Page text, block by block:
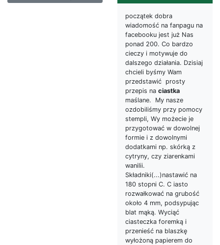
początek dobra
wiadomość na fanpagu na
facebooku jest już Nas
ponad 200. Co bardzo
cieczy i motywuje do
dalszego działania. Dzisiaj
chcieli byśmy Wam
przedstawić prosty
przepis na ciastka
maślane. My nasze
ozdobiliśmy przy pomocy
stempli, Wy możecie je
przygotować w dowolnej
formie i z dowolnymi
dodatkami np. skórką z
cytryny, czy ziarenkami
wanilii.
Składniki(...)nastawić na
180 stopni C. C iasto
rozwałkować na grubość
około 4 mm, podsypując
blat mąką. Wyciąć
ciasteczka foremką i
przenieść na blaszkę
wyłożoną papierem do